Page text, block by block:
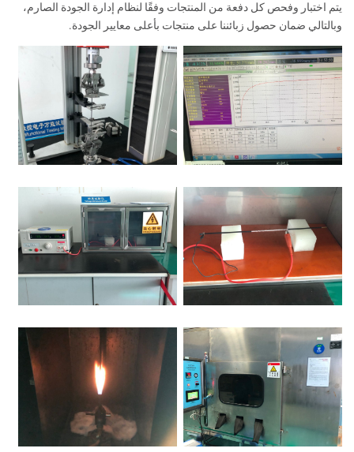
يتم اختبار وفحص كل دفعة من المنتجات وفقًا لنظام إدارة الجودة الصارم،
وبالتالي ضمان حصول زبائننا على منتجات بأعلى معايير الجودة.